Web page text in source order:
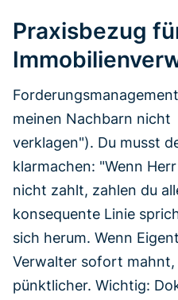
Praxisbezug
meinen Nachbarn nicht
verklagen"). Du musst
klarmachen: "Wenn
nicht zahlt, zahlen du
konsequente Linie
sich herum. Wenn
Verwalter sofort mahnt,
pünktlicher. Wichtig: